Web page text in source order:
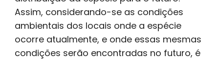
Assim, considerando-se as condições
ambientais dos locais onde a espécie
ocorre atualmente, e onde essas mesmas
condições serão encontradas no futuro, é